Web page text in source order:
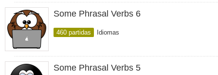
Some Phrasal Verbs 6
460 partidas Idiomas
Some Phrasal Verbs 5